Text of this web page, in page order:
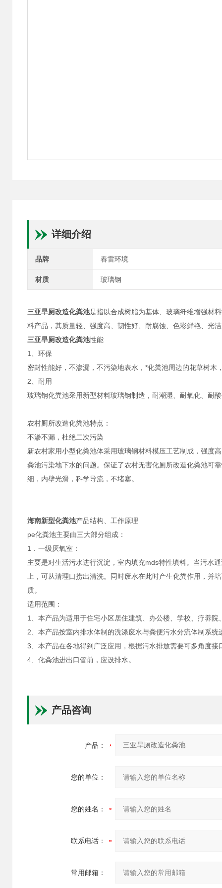
详细介绍
品牌 春雷环境
材质 玻璃钢
三亚旱厕改造化粪池是指以合成树脂为基体、玻璃纤维增强材
料产品，其质量轻、强度高、韧性好、耐腐蚀、色彩鲜艳、光
三亚旱厕改造化粪池性能
1、环保
密封性能好，不渗漏，不污染地表水，*化粪池周边的花草树
2、耐用
玻璃钢化粪池采用新型材料玻璃钢制造，耐潮湿、耐氧化、耐
农村厕所改造化粪池特点：
不渗不漏，杜绝二次污染
新农村家用小型化粪池体采用玻璃钢材料模压工艺制成，强度
粪池污染地下水的问题。保证了农村无害化厕所改造化粪池可
细，内壁光滑，科学导流，不堵塞。
海南新型化粪池产品结构、工作原理
pe化粪池主要由三大部分组成：
1．一级厌氧室：
主要是对生活污水进行沉淀，室内填充mds特性填料。当污水
上，可从清理口捞出清洗。同时废水在此时产生化粪作用，
质。
适用范围：
1、本产品为适用于住宅小区居住建筑、办公楼、学校、疗养
2、本产品按室内排水体制的洗涤废水与粪便污水分流体制系统
3、本产品在各地得到广泛应用，根据污水排放需要可多角度
4、化粪池进出口管前，应设排水。
产品咨询
产品：
您的单位：
您的姓名：
联系电话：
常用邮箱：